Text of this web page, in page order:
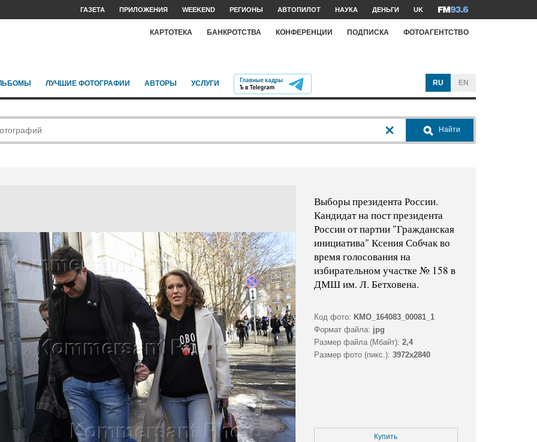
ГАЗЕТА ПРИЛОЖЕНИЯ WEEKEND РЕГИОНЫ АВТОПИЛОТ НАУКА ДЕНЬГИ UK
КАРТОТЕКА БАНКРОТСТВА КОНФЕРЕНЦИИ ПОДПИСКА ФОТОАГЕНТСТВО
ЛУЧШИЕ ФОТОГРАФИИ АВТОРЫ УСЛУГИ RU EN
Найти
Выборы президента России.
Кандидат на пост президента
России от партии "Гражданская
инициатива" Ксения Собчак во
время голосования на
избирательном участке № 158 в
ДМШ им. Л. Бетховена.
Код фото: KMO_164083_00081_1
Формат файла: jpg
Размер файла (Мбайт): 2,4
Размер фото (пикс.): 3972x2840
Купить